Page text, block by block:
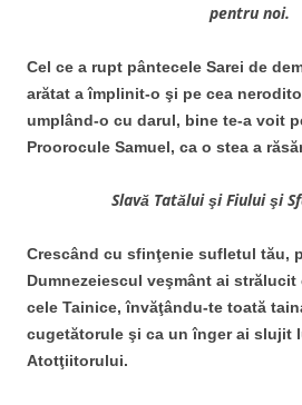
pentru noi.
Cel ce a rupt pântecele Sarei de
arătat a împlinit-o şi pe cea
umplând-o cu darul, bine te-a voit
Proorocule Samuel, ca o stea a
Slavă Tatălui şi Fiului şi
Crescând cu sfinţenie sufletul tău,
Dumnezeiescul veşmânt ai strălucit
cele Tainice, învăţându-te toată
cugetătorule şi ca un înger ai slujit
Atotţiitorului.